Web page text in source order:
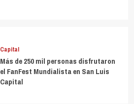
Capital
Más de 250 mil personas disfrutaron
el FanFest Mundialista en San Luis
Capital